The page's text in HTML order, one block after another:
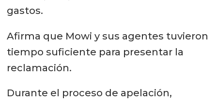
gastos.
Afirma que Mowi y sus agentes tuvieron
tiempo suficiente para presentar la
reclamación.
Durante el proceso de apelación,